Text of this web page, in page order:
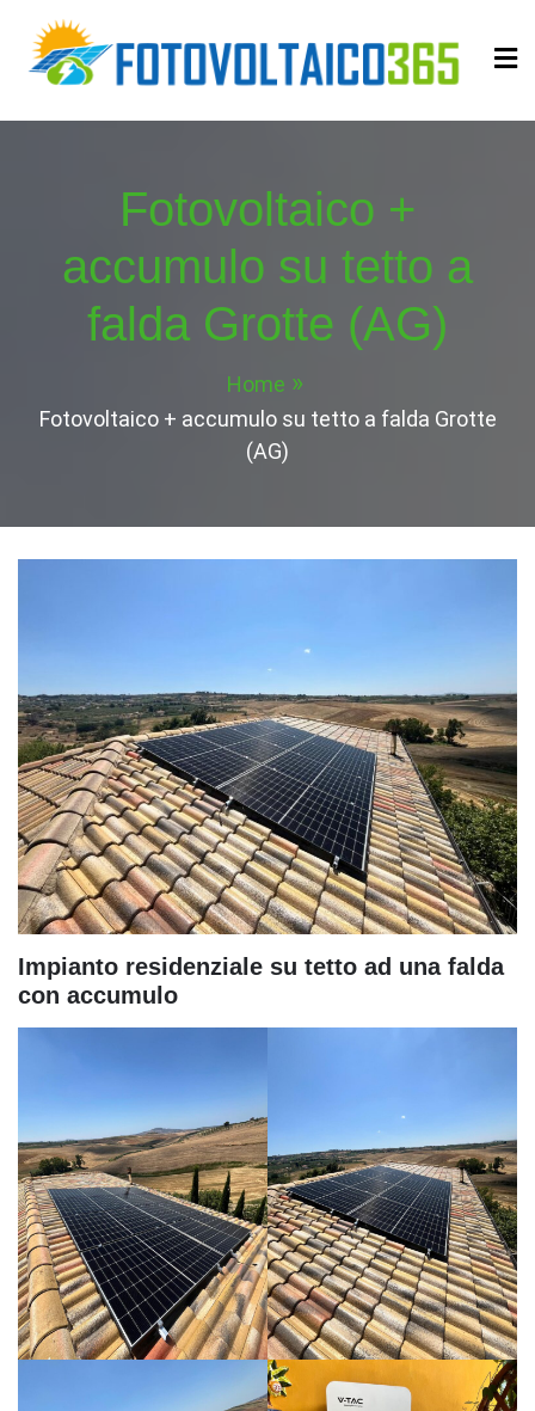
content
Fotovoltaico365
Impianto a Costo Zero Autofinanziato
Fotovoltaico +
accumulo su tetto a
falda Grotte (AG)
Home
Fotovoltaico + accumulo su tetto a falda Grotte
(AG)
Impianto residenziale su tetto ad una falda
con accumulo